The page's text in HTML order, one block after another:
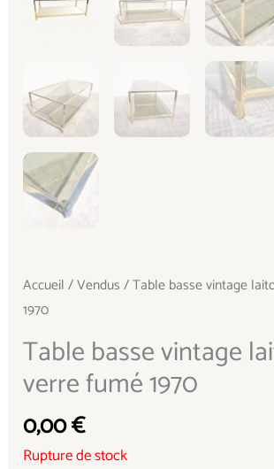
Accueil /Vendus / Table basse vintage
1970
Table basse vintage
verre fumé 1970
0,00€
Rupture de stock